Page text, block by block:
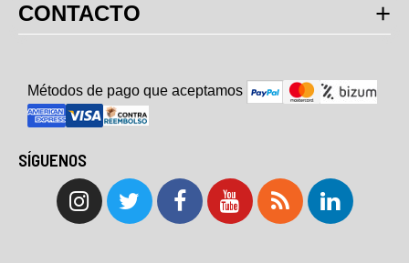
CONTACTO
Métodos de pago que aceptamos
SÍGUENOS